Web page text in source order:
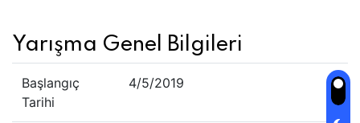
Yarışma Genel Bilgileri
Başlangıç
Tarihi
4/5/2019